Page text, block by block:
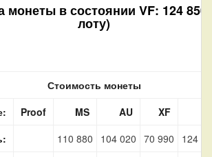
монеты в состоянии VF: 124 850
лоту)
Стоимость монеты
Proof MS AU XF
110 880 104 020 70 990
124